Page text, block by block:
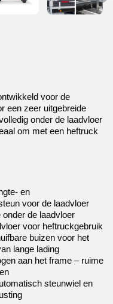
voor de
een zeer uitgebreide
onder de laadvloer
om met een heftruck
en
voor de laadvloer
de laadvloer
voor heftruckgebruik
buizen voor het
lange lading
aan het frame – ruime
steunwiel en